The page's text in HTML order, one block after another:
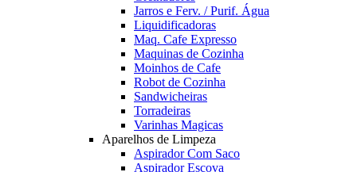
Jarros e Ferv. / Purif. Água
Liquidificadoras
Maq. Cafe Expresso
Maquinas de Cozinha
Moinhos de Cafe
Robot de Cozinha
Sandwicheiras
Torradeiras
Varinhas Magicas
Aparelhos de Limpeza
Aspirador Com Saco
Aspirador Escova